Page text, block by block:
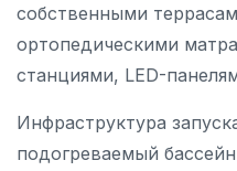
собственными
ортопедическими
станциями, LED-
Инфраструктура
подогреваемый